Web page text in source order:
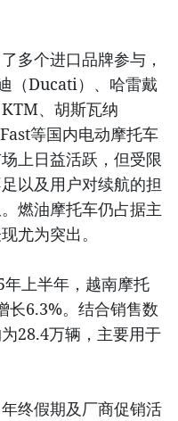
多个进口品牌参与，
（Ducati）、哈雷戴
、胡斯瓦纳
等国内电动摩托车
上日益活跃，但受限
以及用户对续航的担
燃油摩托车仍占据主
尤为突出。
上半年，越南摩托
长6.3%。结合销售数
28.4万辆，主要用于
终假期及厂商促销活